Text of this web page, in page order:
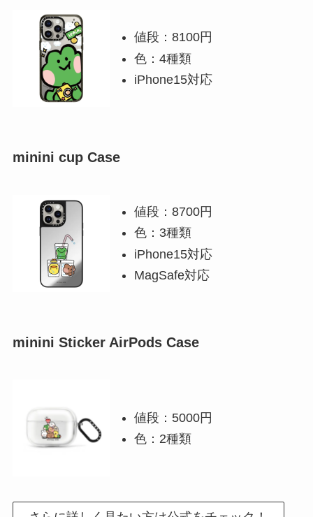
値段：8100円
色：4種類
iPhone15対応
minini cup Case
値段：8700円
色：3種類
iPhone15対応
MagSafe対応
minini Sticker AirPods Case
値段：5000円
色：2種類